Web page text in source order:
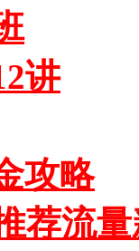
讲
攻略
荐流